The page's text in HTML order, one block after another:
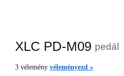
XLC PD-M09 pedál
3 vélemény véleményezd »